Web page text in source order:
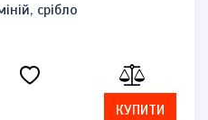
срібло
КУПИТИ